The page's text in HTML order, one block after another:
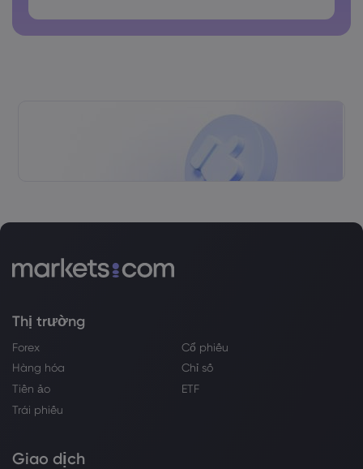
Thị trường
Forex
Cổ phiếu
Hàng hóa
Chỉ số
Tiền ảo
ETF
Trái phiếu
Giao dịch